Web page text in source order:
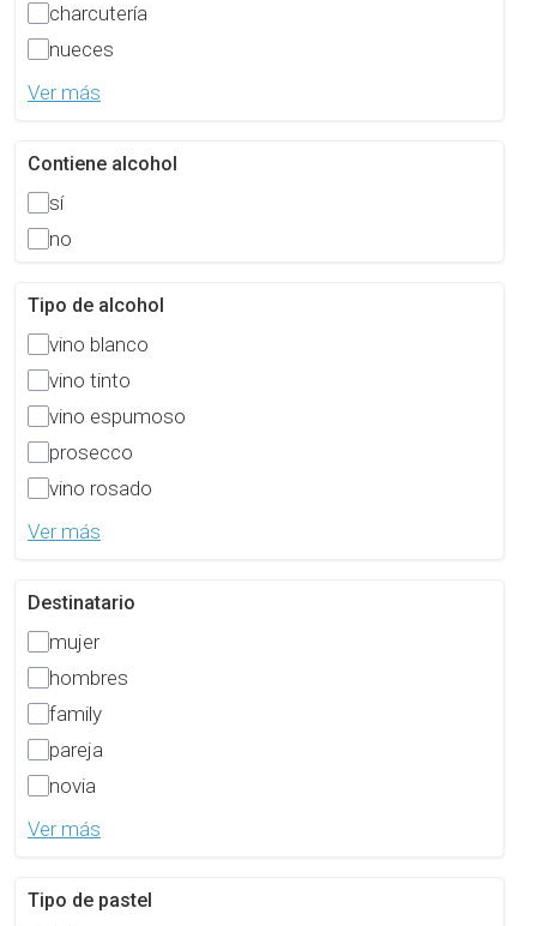
charcutería
nueces
Ver más
Contiene alcohol
sí
no
Tipo de alcohol
vino blanco
vino tinto
vino espumoso
prosecco
vino rosado
Ver más
Destinatario
mujer
hombres
family
pareja
novia
Ver más
Tipo de pastel